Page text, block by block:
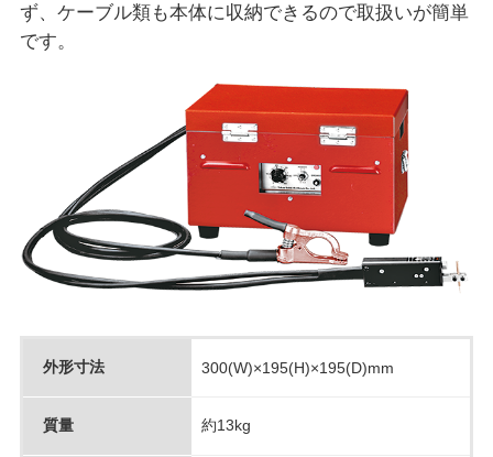
ず、ケーブル類も本体に収納できるので取扱いが簡単
です。
外形寸法 300(W)×195(H)×195(D)mm
質量 約13kg